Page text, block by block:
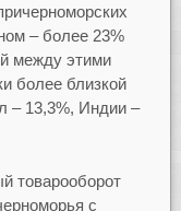
– более 23%
между этими
более близкой
– 13,3%, Индии –
товарооборот
с